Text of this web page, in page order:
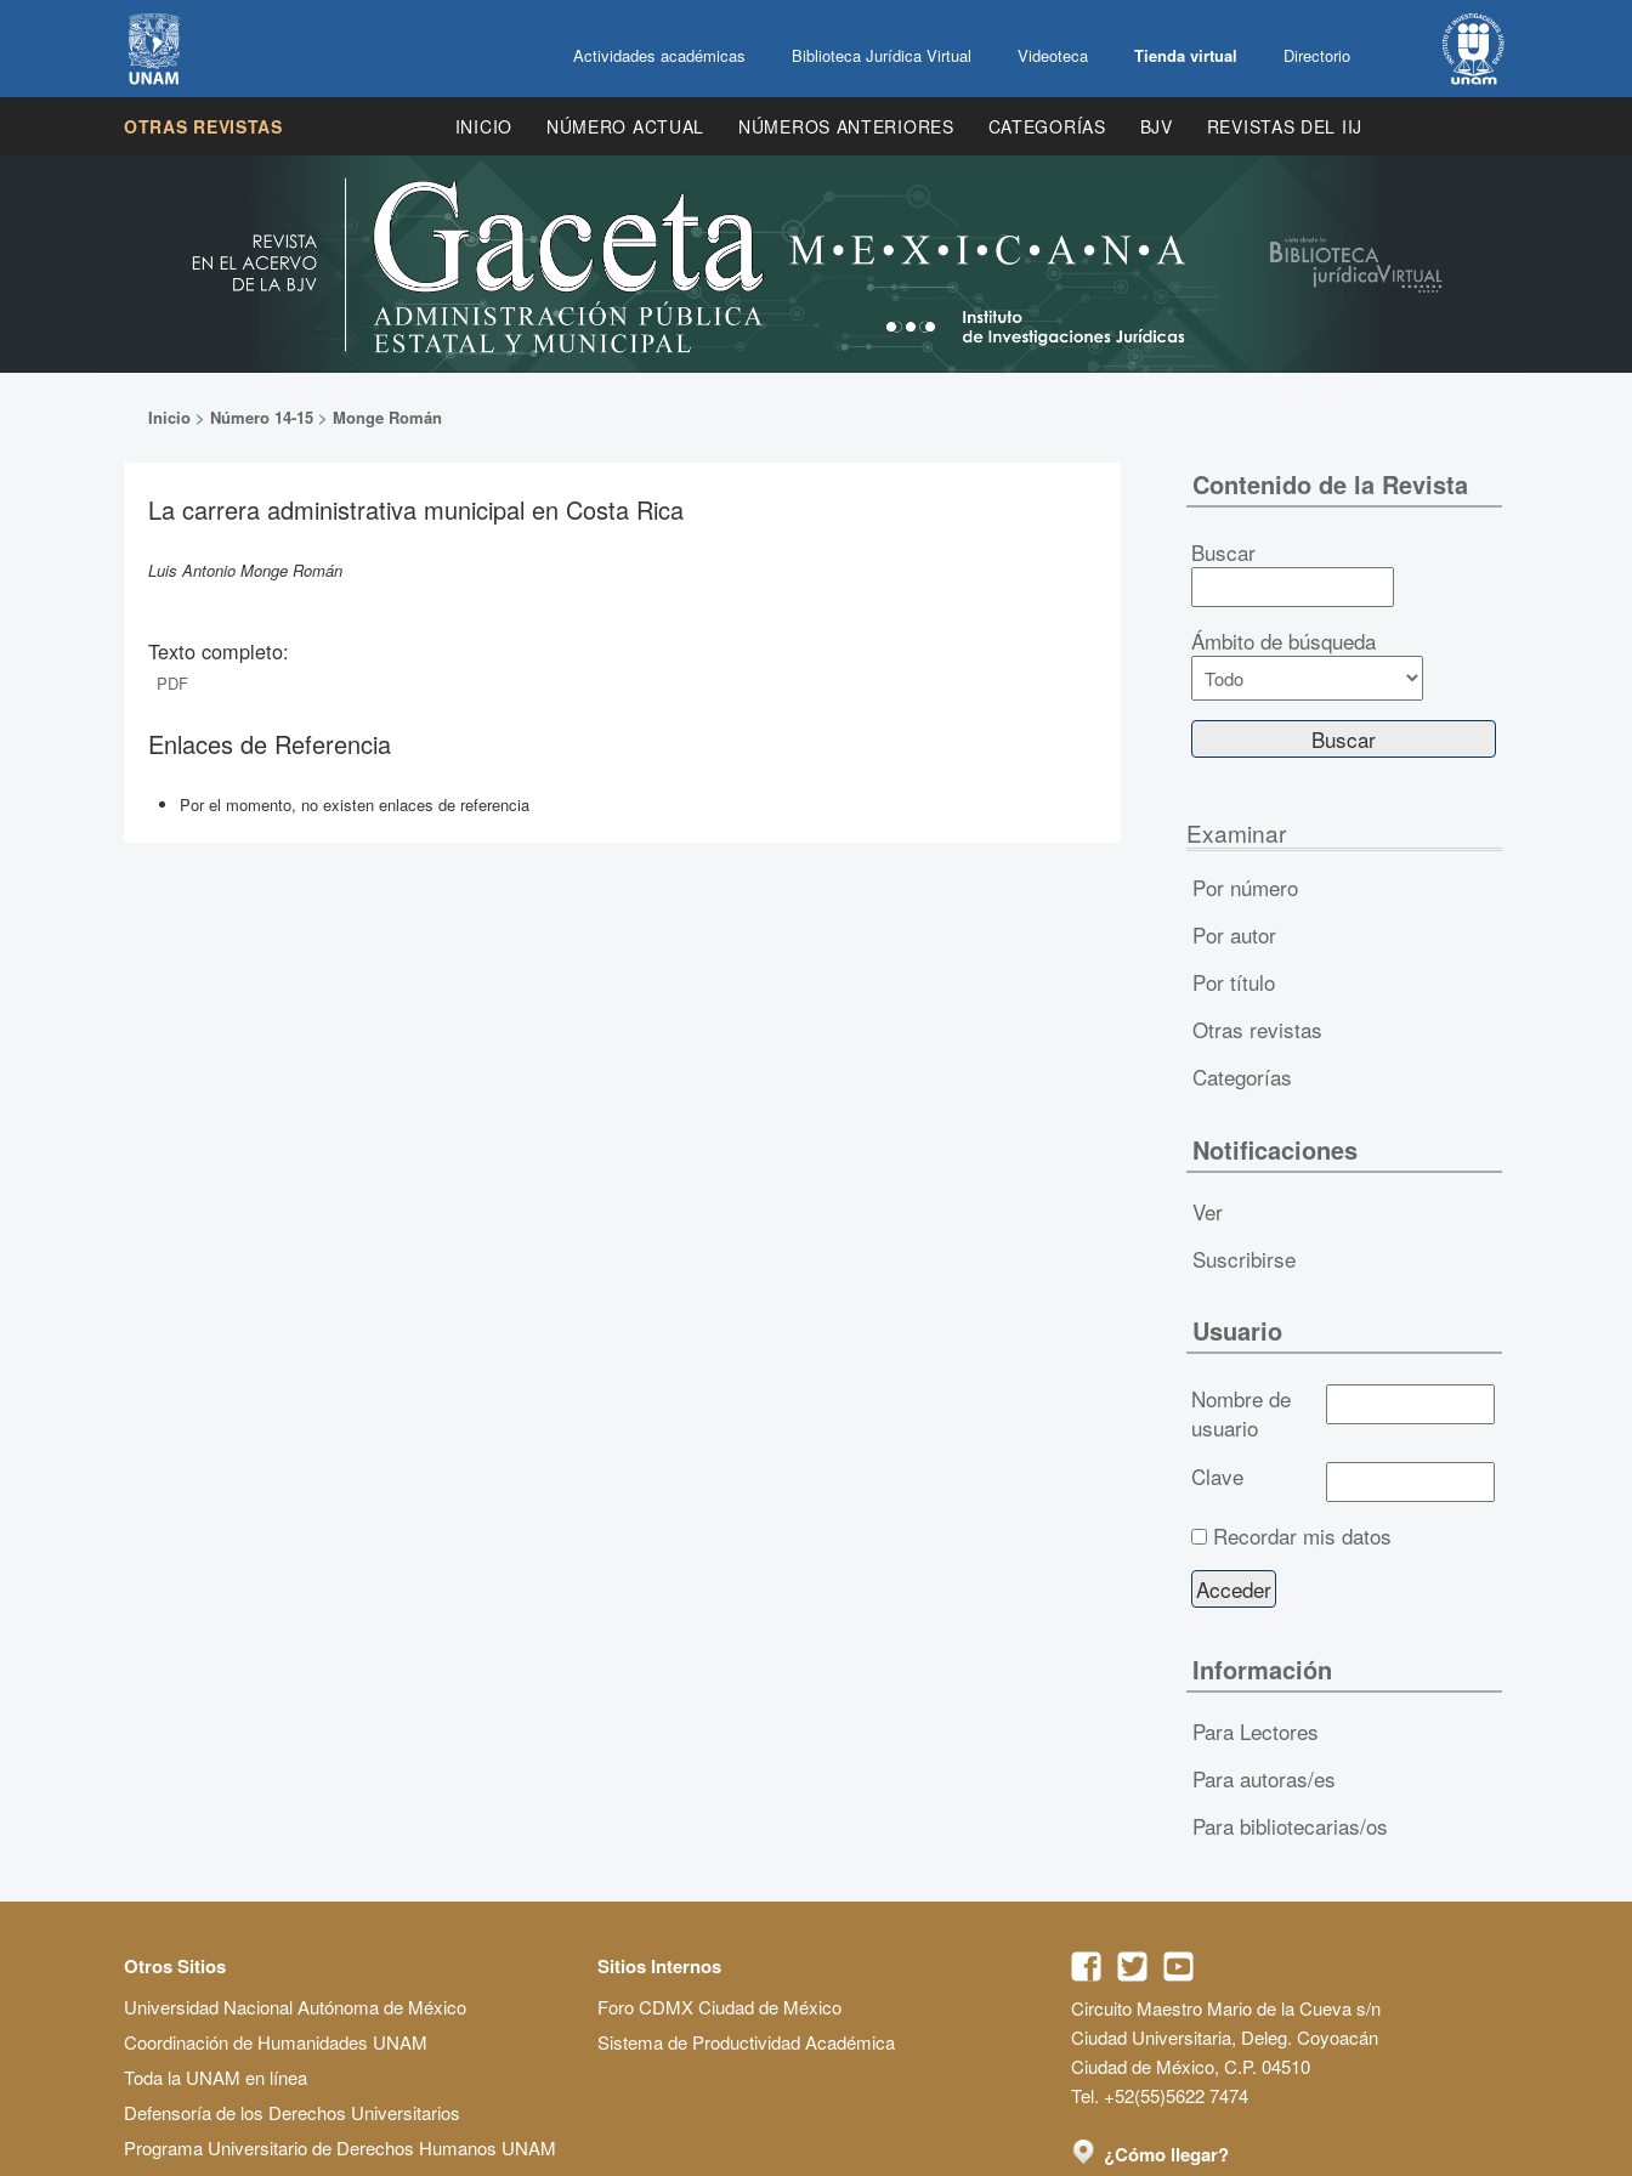
Actividades académicas Biblioteca Jurídica Virtual Videoteca Tienda virtual Directorio
OTRAS REVISTAS INICIO NÚMERO ACTUAL NÚMEROS ANTERIORES CATEGORÍAS BJV REVISTAS DEL IIJ
Inicio > Número 14-15 > Monge Román
La carrera administrativa municipal en Costa Rica
Luis Antonio Monge Román
Texto completo:
PDF
Enlaces de Referencia
Por el momento, no existen enlaces de referencia
Contenido de la Revista
Buscar
Ámbito de búsqueda
Examinar
Por número
Por autor
Por título
Otras revistas
Categorías
Notificaciones
Ver
Suscribirse
Usuario
Nombre de
usuario
Clave
Recordar mis datos
Información
Para Lectores
Para autoras/es
Para bibliotecarias/os
Otros Sitios
Universidad Nacional Autónoma de México
Coordinación de Humanidades UNAM
Toda la UNAM en línea
Defensoría de los Derechos Universitarios
Programa Universitario de Derechos Humanos UNAM
Sitios Internos
Foro CDMX Ciudad de México
Sistema de Productividad Académica
Circuito Maestro Mario de la Cueva s/n
Ciudad Universitaria, Deleg. Coyoacán
Ciudad de México, C.P. 04510
Tel. +52(55)5622 7474
¿Cómo llegar?